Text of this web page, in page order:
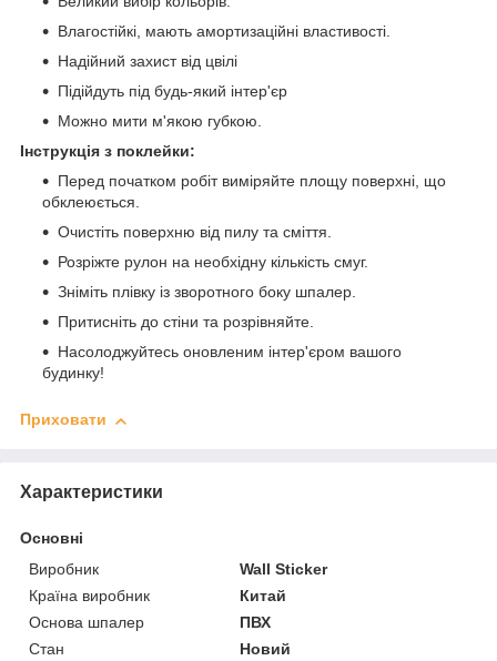
Влагостійкі, мають амортизаційні властивості.
Надійний захист від цвілі
Підійдуть під будь-який інтер'єр
Можно мити м'якою губкою.
Інструкція з поклейки:
Перед початком робіт виміряйте площу поверхні, що
обклеюється.
Очистіть поверхню від пилу та сміття.
Розріжте рулон на необхідну кількість смуг.
Зніміть плівку із зворотного боку шпалер.
Притисніть до стіни та розрівняйте.
Насолоджуйтесь оновленим інтер'єром вашого
будинку!
Приховати
Характеристики
Основні
Виробник
Wall Sticker
Країна виробник
Китай
Основа шпалер
ПВХ
Стан
Новий